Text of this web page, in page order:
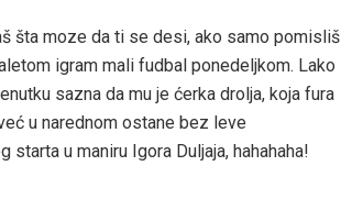
šta moze da ti se desi, ako samo pomisliš
igram mali fudbal ponedeljkom. Lako
sazna da mu je ćerka drolja, koja fura
u narednom ostane bez leve
u maniru Igora Duljaja, hahahaha!